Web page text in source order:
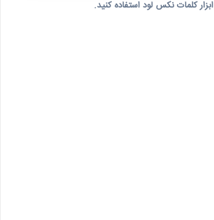
ابزار کلمات نکس لود استفاده کنید.